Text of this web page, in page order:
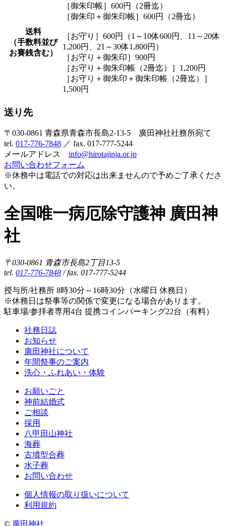
送料
（手数料並び
お賽銭含む）
［御朱印帳］600円（2冊迄）
［御朱印＋御朱印帳］600円（2冊迄）
［お守り］600円（1～10体600円、11～20体
1,200円、21～30体1,800円）
［お守り＋御朱印］900円
［お守り＋御朱印帳（2冊迄）］1,200円
［お守り＋御朱印＋御朱印帳（2冊迄）］
1,500円
送り先
〒030-0861 青森県青森市長島2-13-5 廣田神社社務所宛て
tel. 017-776-7848 ／ fax. 017-777-5244
メールアドレス info@hirotajinja.or.jp
お問い合わせフォーム
※休務中は電話での対応は出来ませんので予めご了承くださ
い。
全国唯一病厄除守護神 廣田神
社
〒030-0861 青森市長島2丁目13-5
tel. 017-776-7848 / fax. 017-777-5244
授与所/社務所 8時30分～16時30分（水曜日 休務日）
※休務日は祭事等の関係で変更になる場合があります。
駐車場/参拝者専用4台 提携コインパーキング22台（有料）
社務日誌
お知らせ
廣田神社について
年間祭事のご案内
洗心・ふれあい・体験
お願いごと
神前結婚式
ご相談
採用
八甲田山神社
海葬
古墳型合葬
水子葬
お問い合わせ
個人情報の取り扱いについて
利用規約
© 廣田神社